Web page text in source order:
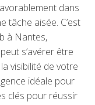
dans
tâche aisée. C’est
à Nantes,
s’avérer être
visibilité de votre
idéale pour
clés pour réussir